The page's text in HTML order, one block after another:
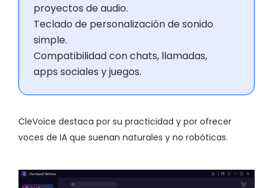
proyectos de audio.
Teclado de personalización de sonido
simple.
Compatibilidad con chats, llamadas,
apps sociales y juegos.
CleVoice destaca por su practicidad y por ofrecer
voces de IA que suenan naturales y no robóticas.